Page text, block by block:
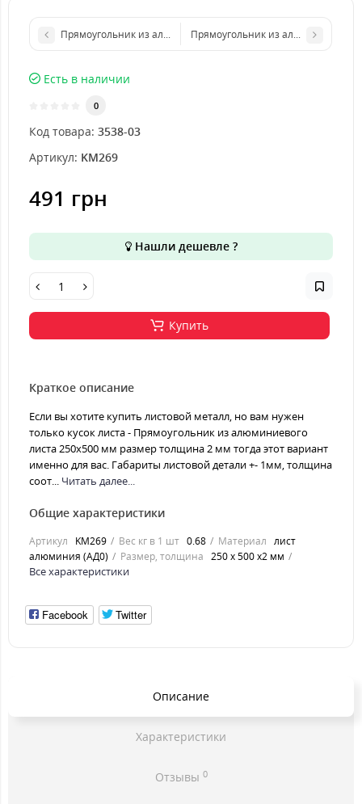
Прямоугольник из алюминиевого листа 200х300 мм размер
Прямоугольник из алюминиевого
Есть в наличии
0
Код товара: 3538-03
Артикул: KM269
491 грн
Нашли дешевле ?
Купить
Краткое описание
Если вы хотите купить листовой металл, но вам нужен
только кусок листа - Прямоугольник из алюминиевого
листа 250х500 мм размер толщина 2 мм тогда этот вариант
именно для вас. Габариты листовой детали +- 1мм, толщина
соот... Читать далее...
Общие характеристики
Артикул KM269 Вес кг в 1 шт 0.68 Материал лист
алюминия (АД0)
Размер, толщина 250 х 500 х2 мм
Все характеристики
Facebook Twitter
Описание
Характеристики
Отзывы 0